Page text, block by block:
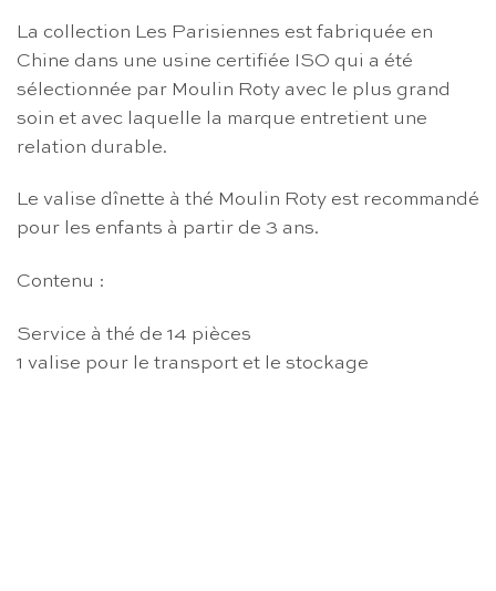
La collection Les Parisiennes est fabriquée en
Chine dans une usine certifiée ISO qui a été
sélectionnée par Moulin Roty avec le plus grand
soin et avec laquelle la marque entretient une
relation durable.
Le valise dînette à thé Moulin Roty est recommandé
pour les enfants à partir de 3 ans.
Contenu :
Service à thé de 14 pièces
1 valise pour le transport et le stockage